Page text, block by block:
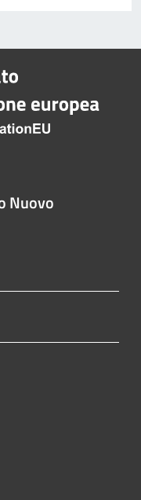
Nuovo